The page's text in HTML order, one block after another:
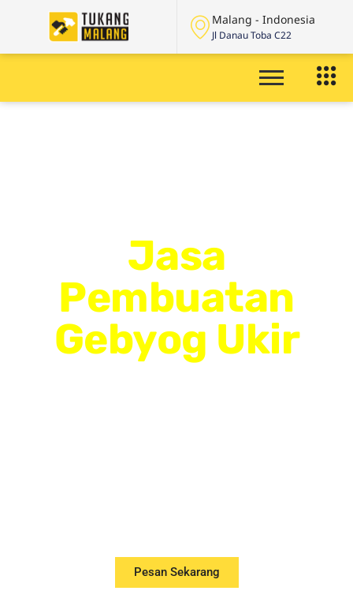
Malang - Indonesia
Jl Danau Toba C22
Jasa
Pembuatan
Gebyog Ukir
Pesan Sekarang